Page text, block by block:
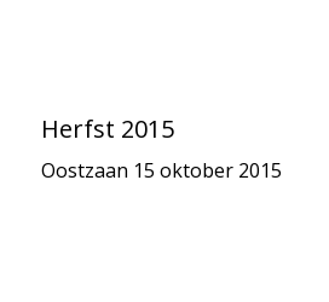
Herfst 2015
Oostzaan 15 oktober 2015